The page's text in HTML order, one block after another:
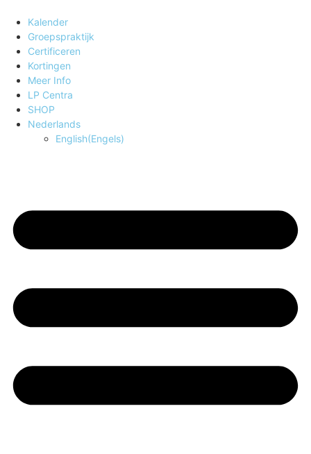
Kalender
Groepspraktijk
Certificeren
Kortingen
Meer Info
LP Centra
SHOP
Nederlands
English(Engels)